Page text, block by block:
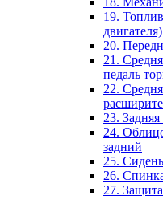
19.
двигателя)
20.
21.
педаль
22.
23.
24.
задний
25.
26.
27.